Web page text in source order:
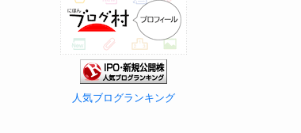
人気ブログランキング